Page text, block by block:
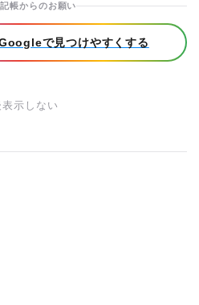
帳からのお願い
で見つけやすくする
示しない